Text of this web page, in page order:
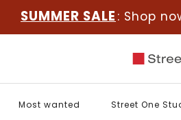
SUMMER SALE : Shop
Most wanted Street One